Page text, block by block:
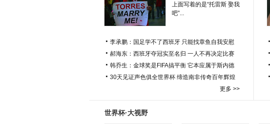
上面写着的是“托雷斯 娶我
吧”...
李承鹏：国足学不了西班牙 只能找章鱼自我安慰
郝海东：西班牙夺冠实至名归 一人不再决定比赛
韩乔生：金球奖是FIFA搞平衡 它本应属于斯内德
30天见证声色俱全世界杯 缔造南非传奇百年辉煌
更多 >>
世界杯·大视野